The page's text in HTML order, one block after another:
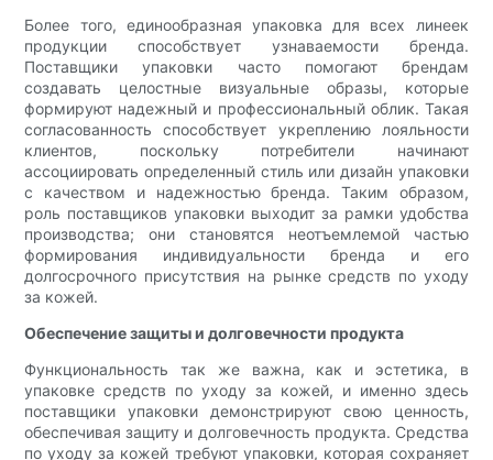
Более того, единообразная упаковка для всех линеек
продукции способствует узнаваемости бренда.
Поставщики упаковки часто помогают брендам
создавать целостные визуальные образы, которые
формируют надежный и профессиональный облик. Такая
согласованность способствует укреплению лояльности
клиентов, поскольку потребители начинают
ассоциировать определенный стиль или дизайн упаковки
с качеством и надежностью бренда. Таким образом,
роль поставщиков упаковки выходит за рамки удобства
производства; они становятся неотъемлемой частью
формирования индивидуальности бренда и его
долгосрочного присутствия на рынке средств по уходу
за кожей.
Обеспечение защиты и долговечности продукта
Функциональность так же важна, как и эстетика, в
упаковке средств по уходу за кожей, и именно здесь
поставщики упаковки демонстрируют свою ценность,
обеспечивая защиту и долговечность продукта. Средства
по уходу за кожей требуют упаковки, которая сохраняет